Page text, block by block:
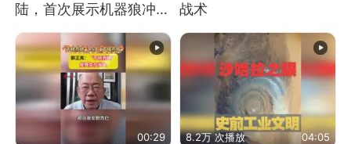
陆，首次展示机器狼冲
滩！传统登陆彻底终结
战术
00:29 8.2万 次播放 04:05